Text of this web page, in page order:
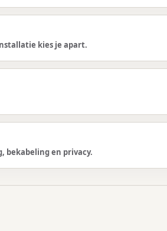
kies je apart.
bekabeling en privacy.